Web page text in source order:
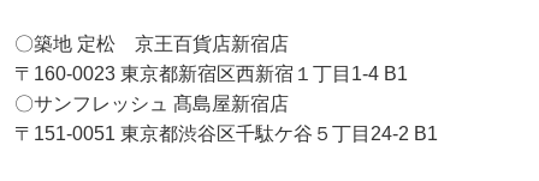
〇築地 定松 京王百貨店新宿店
〒160-0023 東京都新宿区西新宿１丁目1-4 B1
〇サンフレッシュ 髙島屋新宿店
〒151-0051 東京都渋谷区千駄ケ谷５丁目24-2 B1